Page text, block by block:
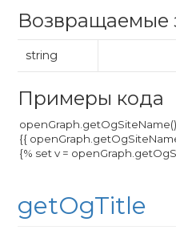
Возвращаемые
string
Примеры кода
getOgTitle